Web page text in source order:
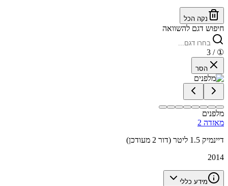
נקה הכל
חיפוש דגם להשוואה
①
/ 3
הסר
מלפנים
מאזדה 2
דיינמיק 1.5 ליטר (דור 2 מעודכן)
2014
מידע כללי